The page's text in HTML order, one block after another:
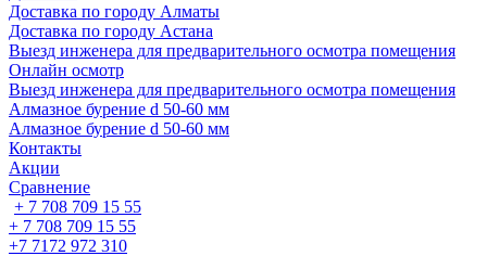
Доставка по городу Алматы
Доставка по городу Астана
Выезд инженера для предварительного осмотра помещения
Онлайн осмотр
Выезд инженера для предварительного осмотра помещения
Алмазное бурение d 50-60 мм
Алмазное бурение d 50-60 мм
Контакты
Акции
Сравнение
+ 7 708 709 15 55
+ 7 708 709 15 55
+7 7172 972 310